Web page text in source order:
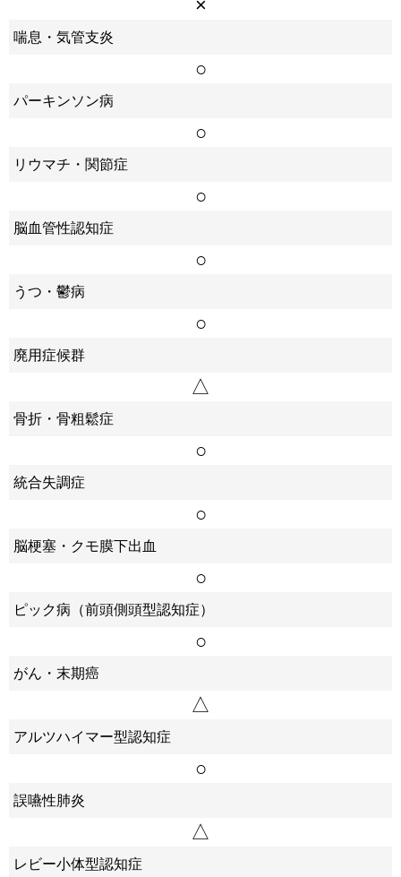
×
喘息・気管支炎
○
パーキンソン病
○
リウマチ・関節症
○
脳血管性認知症
○
うつ・鬱病
○
廃用症候群
△
骨折・骨粗鬆症
○
統合失調症
○
脳梗塞・クモ膜下出血
○
ピック病（前頭側頭型認知症）
○
がん・末期癌
△
アルツハイマー型認知症
○
誤嚥性肺炎
△
レビー小体型認知症